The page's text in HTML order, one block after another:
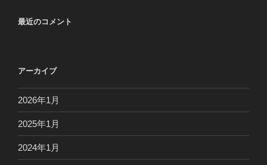
最近のコメント
アーカイブ
2026年1月
2025年1月
2024年1月